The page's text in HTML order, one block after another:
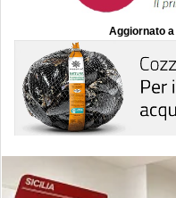
Aggiornato a